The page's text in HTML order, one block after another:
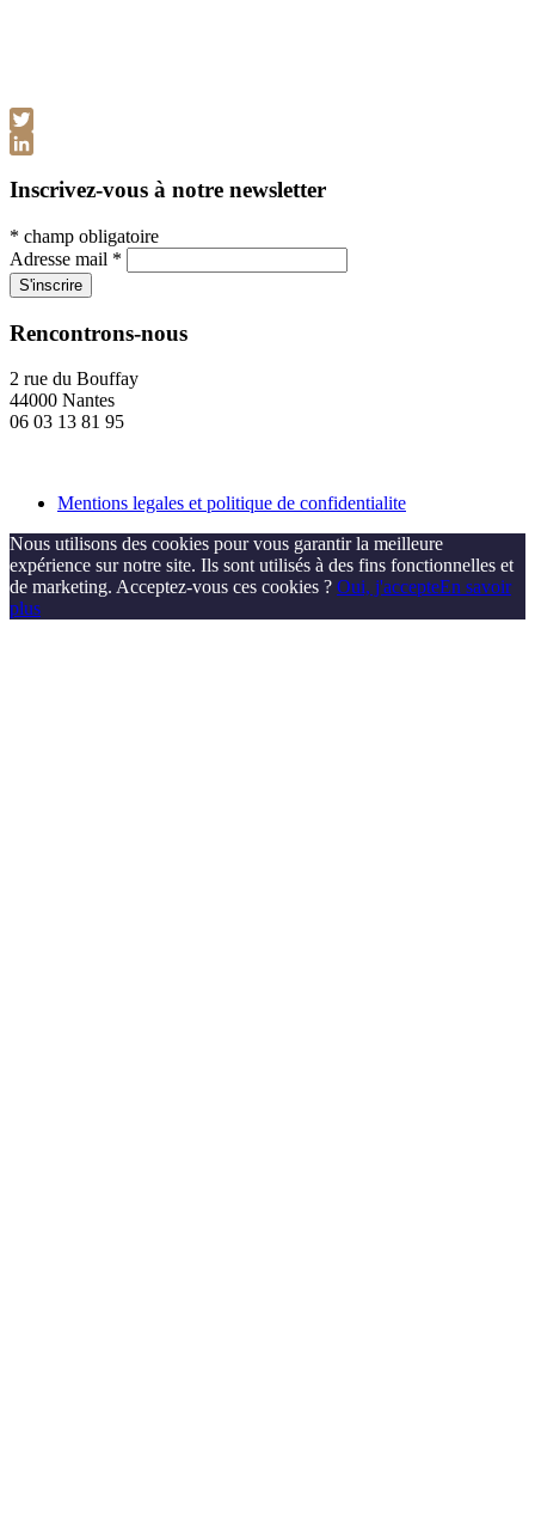
Twitter
Inscrivez-vous à notre newsletter
* champ obligatoire
Adresse mail *
Rencontrons-nous
2 rue du Bouffay
44000 Nantes
06 03 13 81 95
Mentions legales et politique de confidentialite
Nous utilisons des cookies pour vous garantir la meilleure
expérience sur notre site. Ils sont utilisés à des fins fonctionnelles et
de marketing. Acceptez-vous ces cookies ? Oui, j'accepteEn savoir
plus